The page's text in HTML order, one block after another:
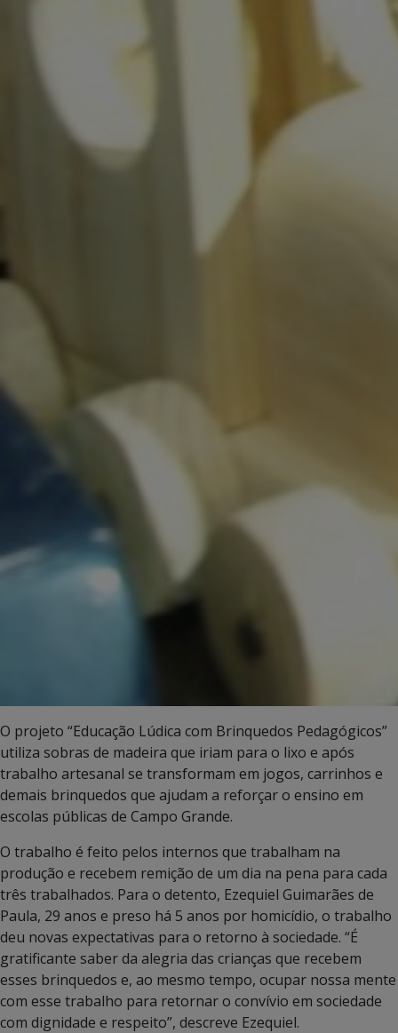
O projeto “Educação Lúdica com Brinquedos Pedagógicos”
utiliza sobras de madeira que iriam para o lixo e após
trabalho artesanal se transformam em jogos, carrinhos e
demais brinquedos que ajudam a reforçar o ensino em
escolas públicas de Campo Grande.
O trabalho é feito pelos internos que trabalham na
produção e recebem remição de um dia na pena para cada
três trabalhados. Para o detento, Ezequiel Guimarães de
Paula, 29 anos e preso há 5 anos por homicídio, o trabalho
deu novas expectativas para o retorno à sociedade. “É
gratificante saber da alegria das crianças que recebem
esses brinquedos e, ao mesmo tempo, ocupar nossa mente
com esse trabalho para retornar o convívio em sociedade
com dignidade e respeito”, descreve Ezequiel.